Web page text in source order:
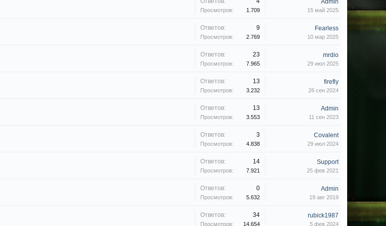
Просмотров: 1.709
Admin
15 май 2025
Ответов: 9
Просмотров: 2.769
Fearless
10 мар 2025
Ответов: 23
Просмотров: 7.965
mrdio
29 июл 2025
Ответов: 13
Просмотров: 3.232
firefly
26 сен 2024
Ответов: 13
Просмотров: 3.553
Admin
11 сен 2023
Ответов: 3
Просмотров: 4.838
Covalent
29 июл 2024
Ответов: 14
Просмотров: 7.921
Support
25 фев 2021
Ответов: 0
Просмотров: 5.632
Admin
19 авг 2019
Ответов: 34
Просмотров: 14.654
rubick1987
5 фев 2024